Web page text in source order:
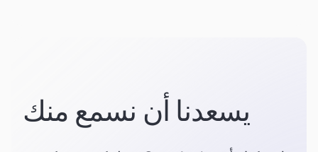
يسعدنا أن نسمع منك